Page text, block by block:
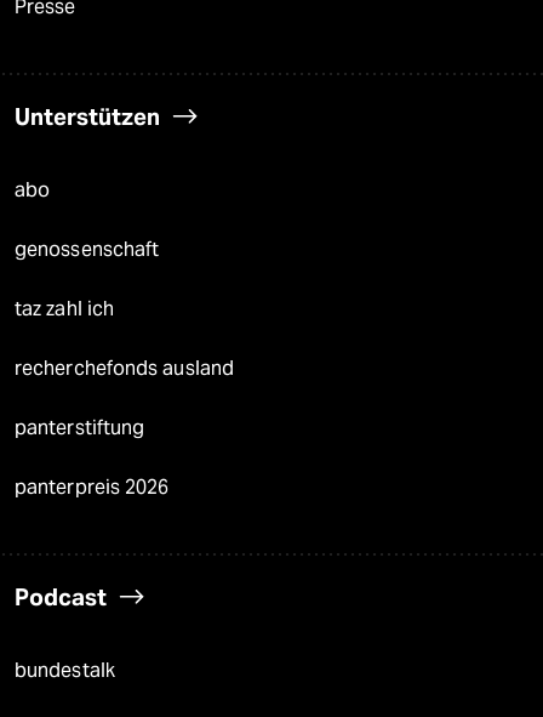
Presse
Unterstützen
abo
genossenschaft
taz zahl ich
recherchefonds ausland
panterstiftung
panterpreis 2026
Podcast
bundestalk